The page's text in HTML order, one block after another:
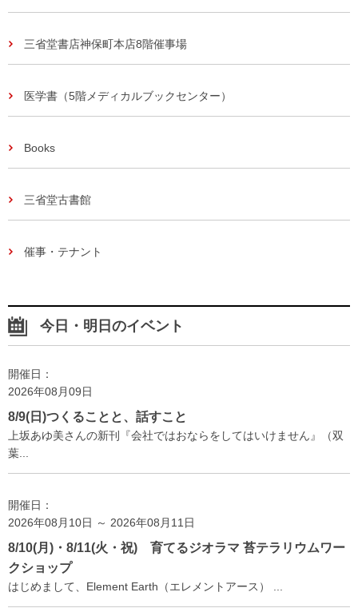
三省堂書店神保町本店8階催事場
医学書（5階メディカルブックセンター）
Books
三省堂古書館
催事・テナント
今日・明日のイベント
開催日：
2026年08月09日
8/9(日)つくることと、話すこと
上坂あゆ美さんの新刊『会社ではおならをしてはいけません』（双
葉...
開催日：
2026年08月10日 ～ 2026年08月11日
8/10(月)・8/11(火・祝) 育てるジオラマ 苔テラリウムワー
クショップ
はじめまして、Element Earth（エレメントアース） ...